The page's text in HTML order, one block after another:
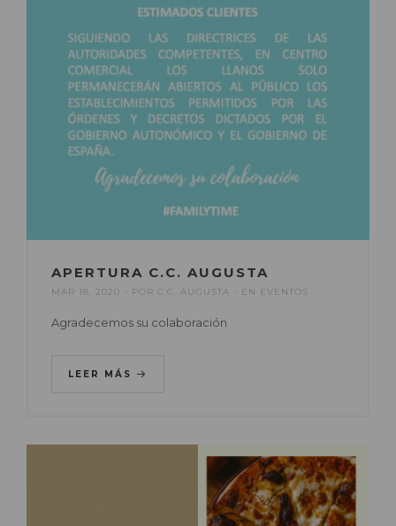
APERTURA C.C. AUGUSTA
MAR 18, 2020 POR C.C. AUGUSTA EN EVENTOS
Agradecemos su colaboración
LEER MÁS